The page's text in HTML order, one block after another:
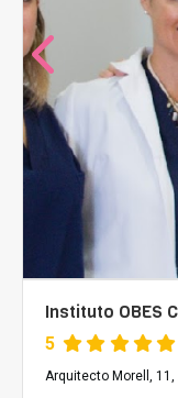
Instituto OBES
5
Arquitecto Morell,